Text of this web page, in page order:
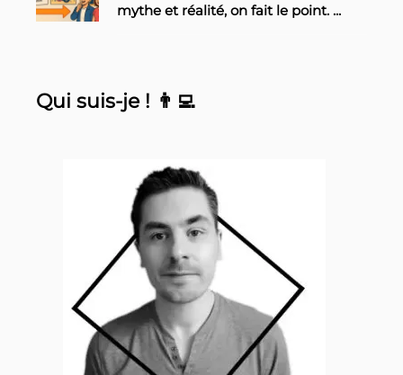
mythe et réalité, on fait le point. ...
Qui suis-je ! 👨‍💻